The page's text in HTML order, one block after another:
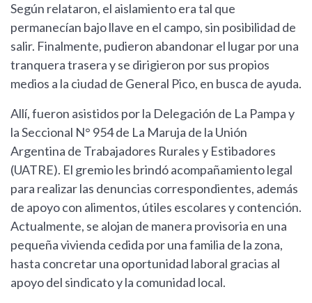
Según relataron, el aislamiento era tal que
permanecían bajo llave en el campo, sin posibilidad de
salir. Finalmente, pudieron abandonar el lugar por una
tranquera trasera y se dirigieron por sus propios
medios a la ciudad de General Pico, en busca de ayuda.
Allí, fueron asistidos por la Delegación de La Pampa y
la Seccional N° 954 de La Maruja de la Unión
Argentina de Trabajadores Rurales y Estibadores
(UATRE). El gremio les brindó acompañamiento legal
para realizar las denuncias correspondientes, además
de apoyo con alimentos, útiles escolares y contención.
Actualmente, se alojan de manera provisoria en una
pequeña vivienda cedida por una familia de la zona,
hasta concretar una oportunidad laboral gracias al
apoyo del sindicato y la comunidad local.